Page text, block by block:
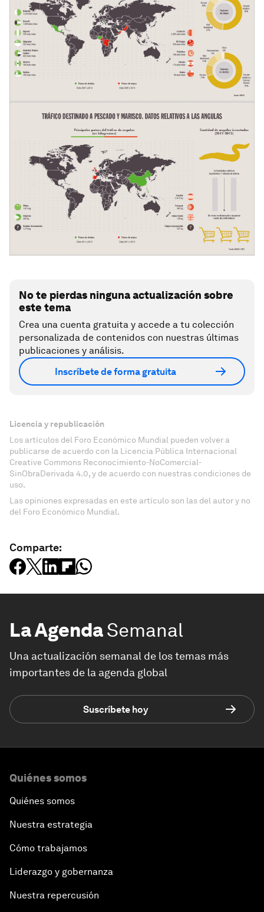
No te pierdas ninguna actualización sobre
este tema
Crea una cuenta gratuita y accede a tu colección
personalizada de contenidos con nuestras últimas
publicaciones y análisis.
Inscríbete de forma gratuita
Licencia y republicación
Los artículos del Foro Económico Mundial pueden volver a
publicarse de acuerdo con la Licencia Pública Internacional
Creative Commons Reconocimiento-NoComercial-
SinObraDerivada 4.0, y de acuerdo con nuestras condiciones de
uso.
Las opiniones expresadas en este artículo son las del autor y no
del Foro Económico Mundial.
Comparte:
La AgendaSemanal
Una actualización semanal de los temas más
importantes de la agenda global
Suscríbete hoy
Quiénes somos
Quiénes somos
Nuestra estrategia
Cómo trabajamos
Liderazgo y gobernanza
Nuestra repercusión